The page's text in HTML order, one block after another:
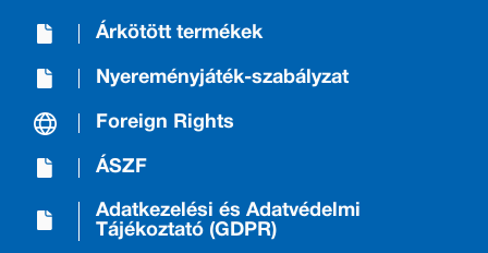
Árkötött termékek
Nyereményjáték-szabályzat
Foreign Rights
ÁSZF
Adatkezelési és Adatvédelmi
Tájékoztató (GDPR)